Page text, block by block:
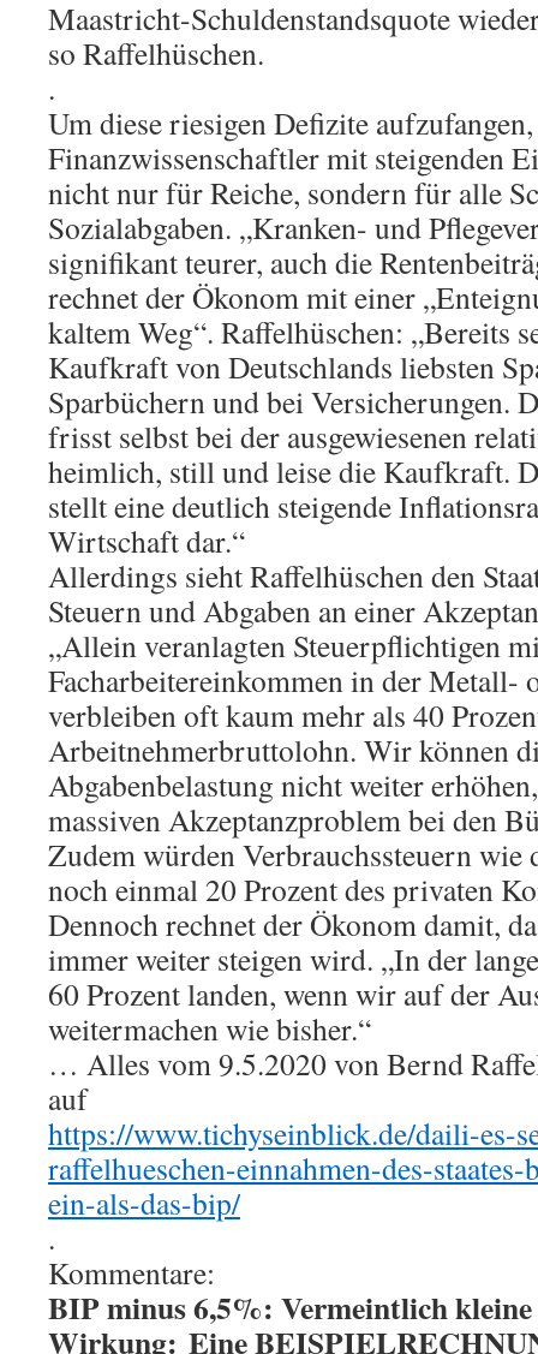
Maastricht-Schuldenstandsquote
so Raffelhüschen.
.
Um diese riesigen Defizite
Finanzwissenschaftler mit steigenden
nicht nur für Reiche, sondern für alle
Sozialabgaben. „Kranken- und
signifikant teurer, auch die
rechnet der Ökonom mit einer
kaltem Weg“. Raffelhüschen: „Bereits
Kaufkraft von Deutschlands liebsten
Sparbüchern und bei Versicherungen.
frisst selbst bei der ausgewiesenen
heimlich, still und leise die Kaufkraft.
stellt eine deutlich steigende
Wirtschaft dar.“
Allerdings sieht Raffelhüschen den
Steuern und Abgaben an einer
„Allein veranlagten Steuerpflichtigen
Facharbeitereinkommen in der Metall-
verbleiben oft kaum mehr als 40
Arbeitnehmerbruttolohn. Wir können
Abgabenbelastung nicht weiter
massiven Akzeptanzproblem bei den
Zudem würden Verbrauchssteuern wie
noch einmal 20 Prozent des privaten
Dennoch rechnet der Ökonom damit,
immer weiter steigen wird. „In der
60 Prozent landen, wenn wir auf der
weitermachen wie bisher.“
… Alles vom 9.5.2020 von Bernd
auf
https://www.tichyseinblick.de/daili-es-
raffelhueschen-einnahmen-des-
ein-als-das-bip/
.
Kommentare:
BIP minus 6,5%: Vermeintlich kleine
Wirkung: Eine